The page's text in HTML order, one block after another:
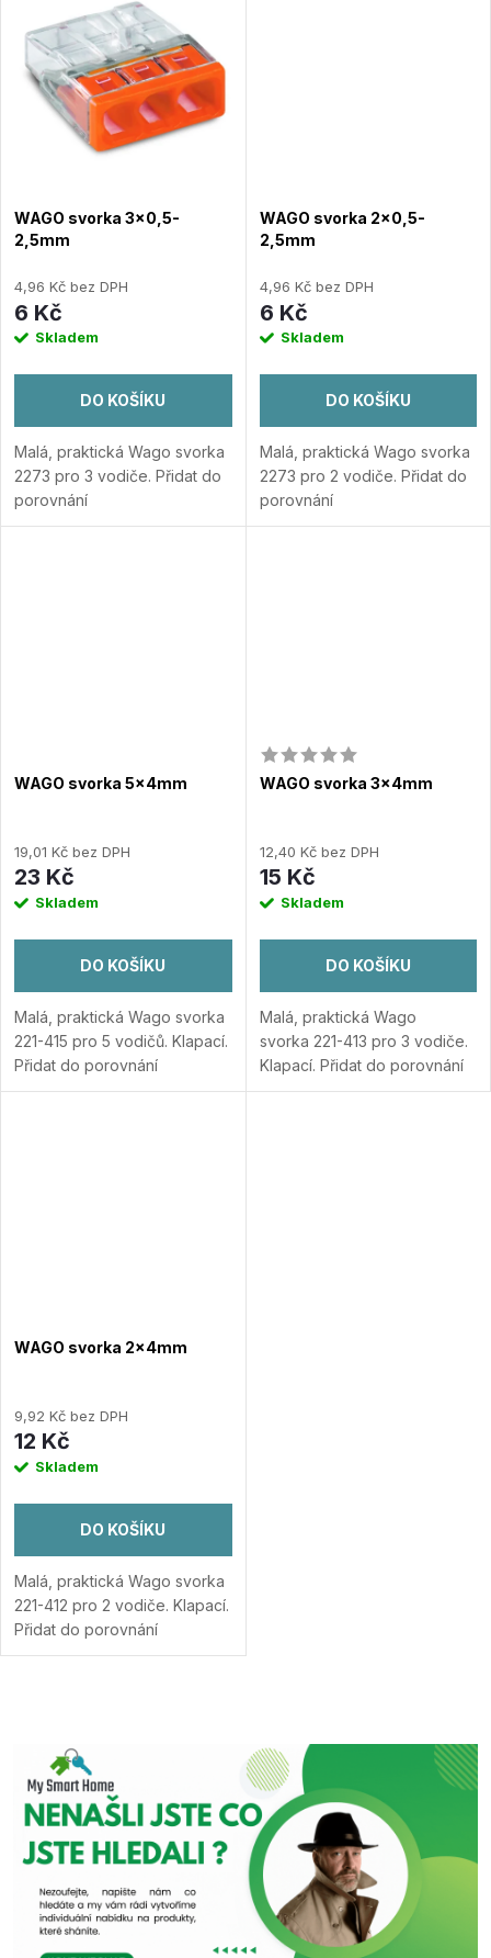
ů
t
ů
WAGO svorka 3x0,5-
2,5mm
4,96 Kč bez DPH
6 Kč
Skladem
DO KOŠÍKU
Malá, praktická Wago svorka
2273 pro 3 vodiče. Přidat do
porovnání
WAGO svorka 2x0,5-
2,5mm
4,96 Kč bez DPH
6 Kč
Skladem
DO KOŠÍKU
Malá, praktická Wago svorka
2273 pro 2 vodiče. Přidat do
porovnání
WAGO svorka 5x4mm
19,01 Kč bez DPH
23 Kč
Skladem
DO KOŠÍKU
Malá, praktická Wago svorka
221-415 pro 5 vodičů. Klapací.
Přidat do porovnání
WAGO svorka 3x4mm
12,40 Kč bez DPH
15 Kč
Skladem
DO KOŠÍKU
Malá, praktická Wago
svorka 221-413 pro 3 vodiče.
Klapací. Přidat do porovnání
WAGO svorka 2x4mm
9,92 Kč bez DPH
12 Kč
Skladem
DO KOŠÍKU
Malá, praktická Wago svorka
221-412 pro 2 vodiče. Klapací.
Přidat do porovnání
á